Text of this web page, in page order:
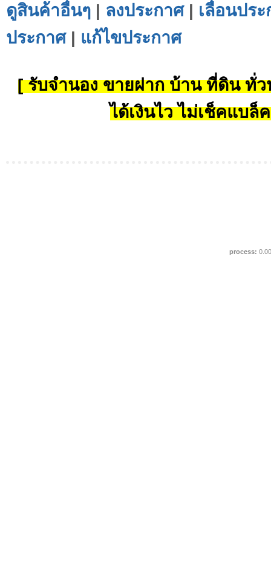
ดูสินค้าอื่นๆ | ลงประกาศ| เลื่อนปร
ประกาศ| แก้ไขประกาศ
[ รับจำนอง ขายฝาก บ้าน ที่ดิน ทั่ว
ได้เงินไว ไม่เช็คแบล็
process: